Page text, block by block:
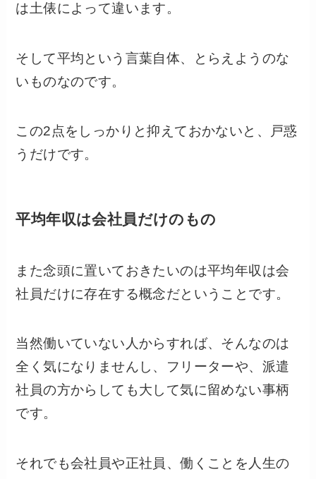
は土俵によって違います。
そして平均という言葉自体、とらえようのな
いものなのです。
この2点をしっかりと抑えておかないと、戸惑
うだけです。
平均年収は会社員だけのもの
また念頭に置いておきたいのは平均年収は会
社員だけに存在する概念だということです。
当然働いていない人からすれば、そんなのは
全く気になりませんし、フリーターや、派遣
社員の方からしても大して気に留めない事柄
です。
それでも会社員や正社員、働くことを人生の